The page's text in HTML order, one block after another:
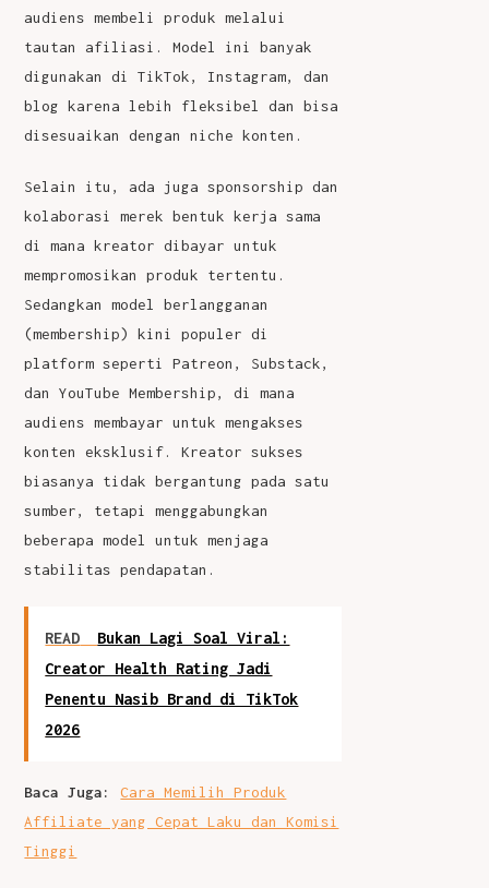
audiens membeli produk melalui
tautan afiliasi. Model ini banyak
digunakan di TikTok, Instagram, dan
blog karena lebih fleksibel dan bisa
disesuaikan dengan niche konten.
Selain itu, ada juga sponsorship dan
kolaborasi merek bentuk kerja sama
di mana kreator dibayar untuk
mempromosikan produk tertentu.
Sedangkan model berlangganan
(membership) kini populer di
platform seperti Patreon, Substack,
dan YouTube Membership, di mana
audiens membayar untuk mengakses
konten eksklusif. Kreator sukses
biasanya tidak bergantung pada satu
sumber, tetapi menggabungkan
beberapa model untuk menjaga
stabilitas pendapatan.
READ
Bukan Lagi Soal Viral:
Creator Health Rating Jadi
Penentu Nasib Brand di TikTok
2026
Baca Juga:
Cara Memilih Produk
Affiliate yang Cepat Laku dan Komisi
Tinggi